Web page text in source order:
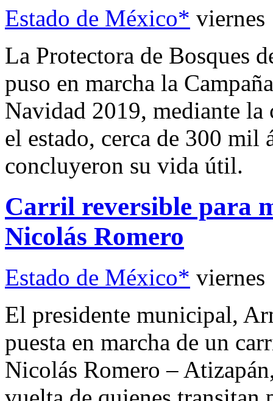
Estado de México* viernes
La Protectora de Bosques
puso en marcha la
Navidad 2019, mediante la
el estado, cerca de 300 mil
concluyeron su vida útil.
Carril reversible para
Nicolás Romero
Estado de México* viernes
El presidente municipal,
puesta en marcha de un
Nicolás Romero –